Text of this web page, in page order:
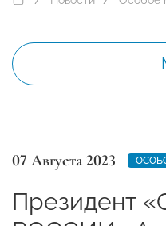
07 Августа 2023
Президент